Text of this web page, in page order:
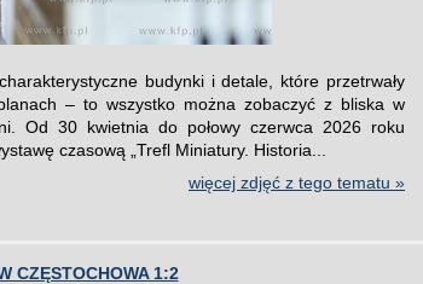
budynki i detale, które przetrwały
– to wszystko można zobaczyć z bliska w
Od 30 kwietnia do połowy czerwca 2026 roku
czasową „Trefl Miniatury. Historia...
więcej zdjęć z tego tematu »
CZĘSTOCHOWA 1:2